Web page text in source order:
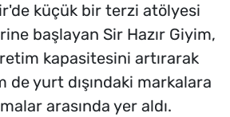
küçük bir terzi atölyesi
başlayan Sir Hazır Giyim,
kapasitesini artırarak
de yurt dışındaki markalara
arasında yer aldı.